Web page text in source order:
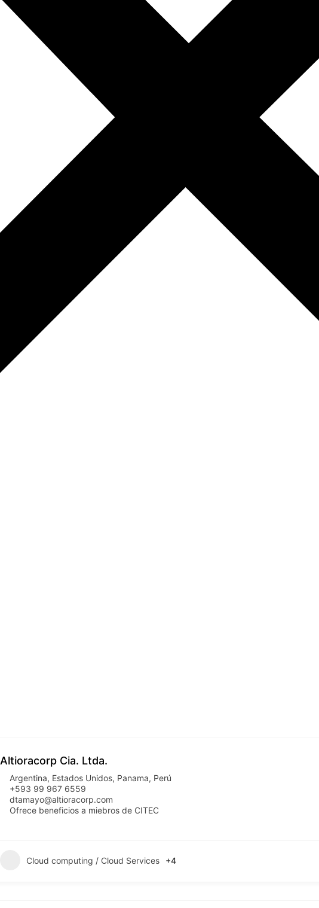
Altioracorp Cia. Ltda.
Argentina, Estados Unidos, Panama, Perú
+593 99 967 6559
dtamayo@altioracorp.com
Ofrece beneficios a miebros de CITEC
Cloud computing / Cloud Services +4